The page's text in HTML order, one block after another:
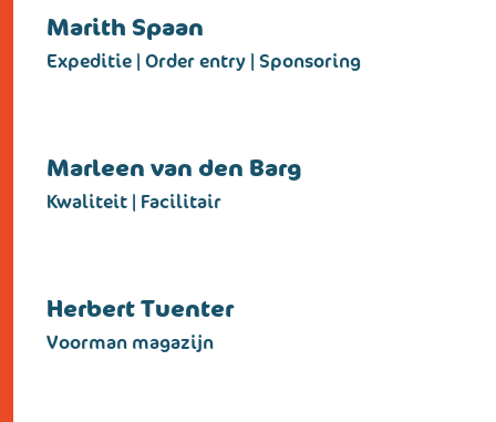
Marith Spaan
Expeditie | Order entry | Sponsoring
Marleen van den Barg
Kwaliteit | Facilitair
Herbert Tuenter
Voorman magazijn